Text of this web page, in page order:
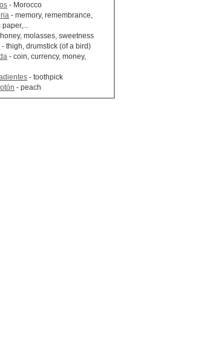
- Morocco
- memory, remembrance,
paper,...
molasses, sweetness
- thigh, drumstick (of a bird)
- coin, currency, money,
- toothpick
- peach